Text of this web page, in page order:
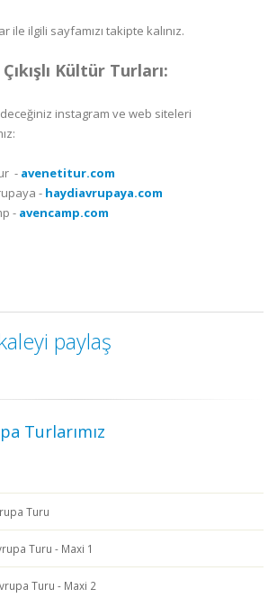
ile ilgili sayfamızı takipte kalınız.
Kültür Turları:
instagram ve web siteleri
- avenetitur.com
- haydiavrupaya.com
- avencamp.com
paylaş
Turlarımız
Turu
Turu - Maxi 1
Turu - Maxi 2